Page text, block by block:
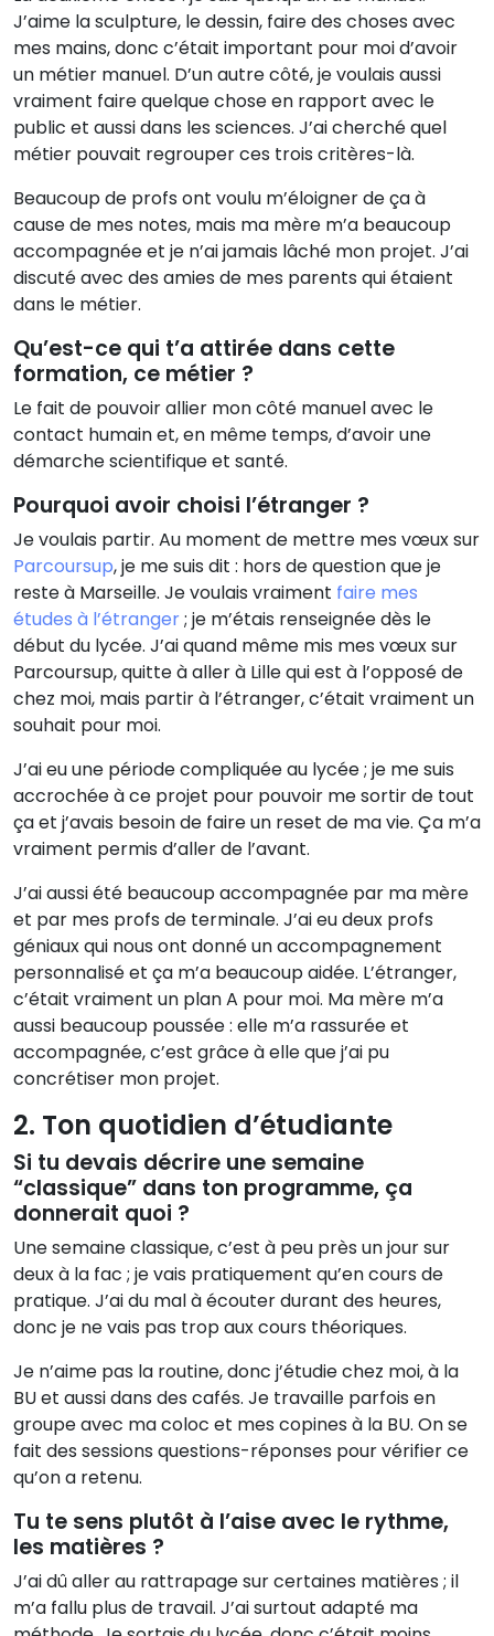
J’aime la sculpture, le dessin, faire des choses avec
mes mains, donc c’était important pour moi d’avoir
un métier manuel. D’un autre côté, je voulais aussi
vraiment faire quelque chose en rapport avec le
public et aussi dans les sciences. J’ai cherché quel
métier pouvait regrouper ces trois critères-là.
Beaucoup de profs ont voulu m’éloigner de ça à
cause de mes notes, mais ma mère m’a beaucoup
accompagnée et je n’ai jamais lâché mon projet. J’ai
discuté avec des amies de mes parents qui étaient
dans le métier.
Qu’est-ce qui t’a attirée dans cette
formation, ce métier ?
Le fait de pouvoir allier mon côté manuel avec le
contact humain et, en même temps, d’avoir une
démarche scientifique et santé.
Pourquoi avoir choisi l’étranger ?
Je voulais partir. Au moment de mettre mes vœux sur
Parcoursup, je me suis dit : hors de question que je
reste à Marseille. Je voulais vraiment faire mes
études à l’étranger; je m’étais renseignée dès le
début du lycée. J’ai quand même mis mes vœux sur
Parcoursup, quitte à aller à Lille qui est à l’opposé de
chez moi, mais partir à l’étranger, c’était vraiment un
souhait pour moi.
J’ai eu une période compliquée au lycée ; je me suis
accrochée à ce projet pour pouvoir me sortir de tout
ça et j’avais besoin de faire un reset de ma vie. Ça m’a
vraiment permis d’aller de l’avant.
J’ai aussi été beaucoup accompagnée par ma mère
et par mes profs de terminale. J’ai eu deux profs
géniaux qui nous ont donné un accompagnement
personnalisé et ça m’a beaucoup aidée. L’étranger,
c’était vraiment un plan A pour moi. Ma mère m’a
aussi beaucoup poussée : elle m’a rassurée et
accompagnée, c’est grâce à elle que j’ai pu
concrétiser mon projet.
2. Ton quotidien d’étudiante
Si tu devais décrire une semaine
“classique” dans ton programme, ça
donnerait quoi ?
Une semaine classique, c’est à peu près un jour sur
deux à la fac ; je vais pratiquement qu’en cours de
pratique. J’ai du mal à écouter durant des heures,
donc je ne vais pas trop aux cours théoriques.
Je n’aime pas la routine, donc j’étudie chez moi, à la
BU et aussi dans des cafés. Je travaille parfois en
groupe avec ma coloc et mes copines à la BU. On se
fait des sessions questions-réponses pour vérifier ce
qu’on a retenu.
Tu te sens plutôt à l’aise avec le rythme,
les matières ?
J’ai dû aller au rattrapage sur certaines matières ; il
m’a fallu plus de travail. J’ai surtout adapté ma